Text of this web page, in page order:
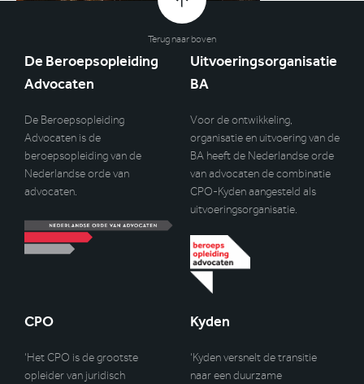
Terug naar boven
De Beroepsopleiding
Advocaten
De Beroepsopleiding
Advocaten is de
beroepsopleiding van de
Nederlandse orde van
advocaten.
Uitvoeringsorganisatie
BA
Voor de ontwikkeling,
organisatie en uitvoering van de
BA heeft de Nederlandse orde
van advocaten de combinatie
CPO-Kyden aangesteld als
uitvoeringsorganisatie.
CPO
‘Het CPO is de grootste
opleider van juridisch
Kyden
‘Kyden versnelt de transitie
naar een duurzame